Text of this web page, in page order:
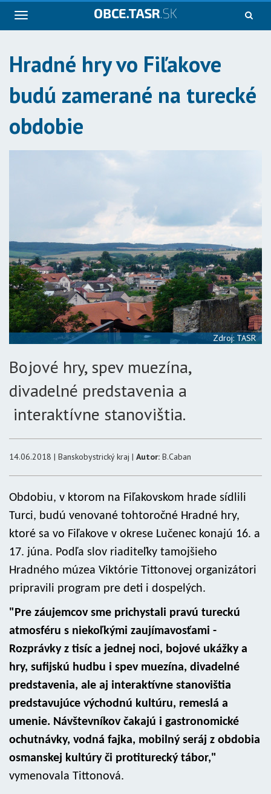
Navigácia
Hradné hry vo Fiľakove
budú zamerané na turecké
obdobie
Zdroj: TASR
Bojové hry, spev muezína,
divadelné predstavenia a
interaktívne stanovištia.
14.06.2018 | Banskobystrický kraj | Autor: B.Caban
Obdobiu, v ktorom na Fiľakovskom hrade sídlili
Turci, budú venované tohtoročné Hradné hry,
ktoré sa vo Fiľakove v okrese Lučenec konajú 16. a
17. júna. Podľa slov riaditeľky tamojšieho
Hradného múzea Viktórie Tittonovej organizátori
pripravili program pre deti i dospelých.
"Pre záujemcov sme prichystali pravú tureckú
atmosféru s niekoľkými zaujímavosťami -
Rozprávky z tisíc a jednej noci, bojové ukážky a
hry, sufijskú hudbu i spev muezína, divadelné
predstavenia, ale aj interaktívne stanovištia
predstavujúce východnú kultúru, remeslá a
umenie. Návštevníkov čakajú i gastronomické
ochutnávky, vodná fajka, mobilný seráj z obdobia
osmanskej kultúry či protiturecký tábor,"
vymenovala Tittonová.